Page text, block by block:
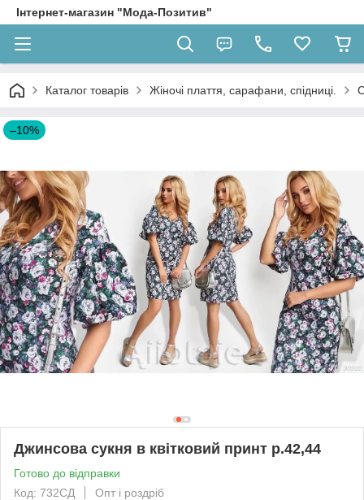
Інтернет-магазин "Мода-Позитив"
Каталог товарів Жіночі плаття, сарафани, спідниці.
–10%
Джинсова сукня в квітковий принт р.42,44
Готово до відправки
Код: 732СД
Опт і роздріб